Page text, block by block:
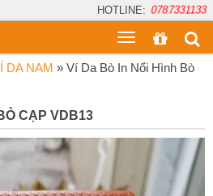
HOTLINE: 0787331133
Toggle
menu
DA NAM » Ví Da Bò In Nổi Hình Bò
CẠP VDB13